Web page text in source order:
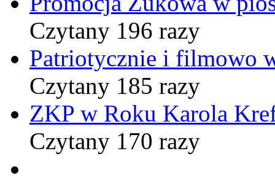
Czytany 196 razy
Patriotycznie i filmowo
Czytany 185 razy
ZKP w Roku Karola
Czytany 170 razy